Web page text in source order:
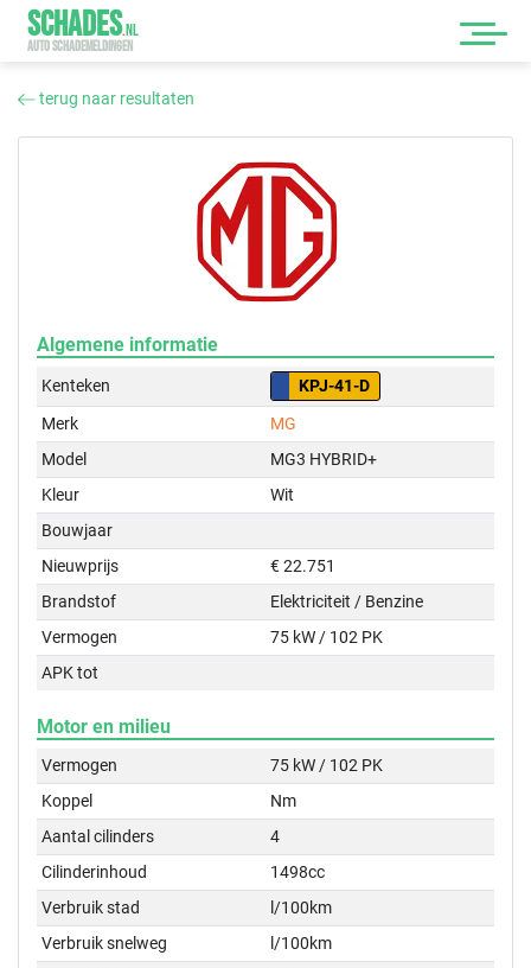
SCHADES.NL
AUTO SCHADEMELDINGEN
terug naar resultaten
Algemene informatie
Kenteken
KPJ-41-D
Merk
MG
Model
MG3 HYBRID+
Kleur
Wit
Bouwjaar
Nieuwprijs
€ 22.751
Brandstof
Elektriciteit / Benzine
Vermogen
75 kW / 102 PK
APK tot
Motor en milieu
Vermogen
75 kW / 102 PK
Koppel
Nm
Aantal cilinders
4
Cilinderinhoud
1498cc
Verbruik stad
l/100km
Verbruik snelweg
l/100km